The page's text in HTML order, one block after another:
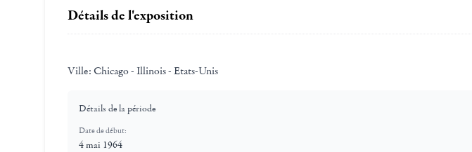
Détails de l'exposition
Ville: Chicago - Illinois - Etats-Unis
Détails de la période
Date de début:
4 mai 1964